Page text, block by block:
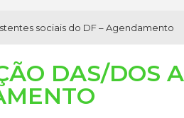
sociais do DF – Agendamento
DAS/DOS